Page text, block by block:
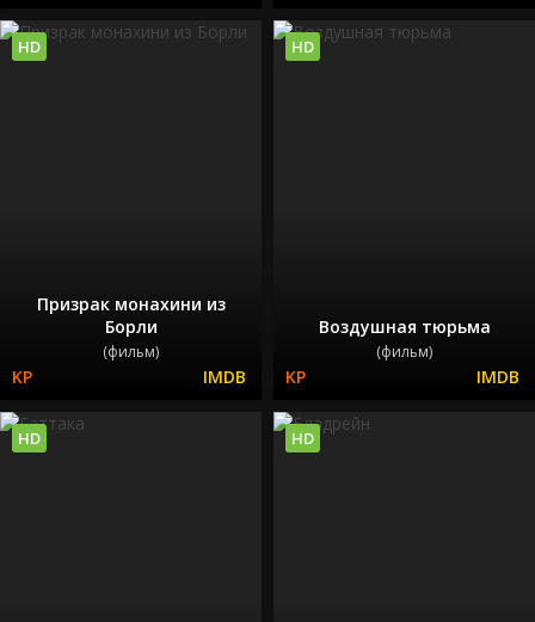
Призрак монахини из
Борли
(фильм)
HD
Воздушная тюрьма
(фильм)
HD
HD HD